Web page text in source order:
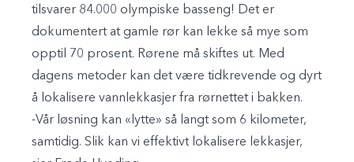
tilsvarer 84.000 olympiske basseng! Det er
dokumentert at gamle rør kan lekke så mye som
opptil 70 prosent. Rørene må skiftes ut. Med
dagens metoder kan det være tidkrevende og dyrt
å lokalisere vannlekkasjer fra rørnettet i bakken.
-Vår løsning kan «lytte» så langt som 6 kilometer,
samtidig. Slik kan vi effektivt lokalisere lekkasjer,